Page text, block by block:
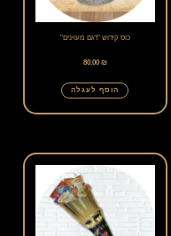
כוס קידוש "דגם מעוינים"
80.00 ₪
הוסף לעגלה